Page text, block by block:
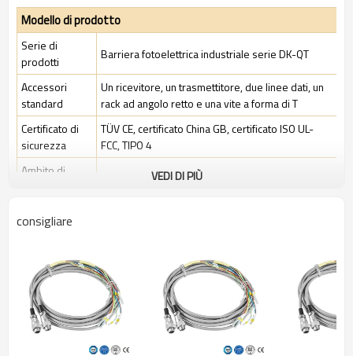
Modello di prodotto
Serie di
prodotti
Barriera fotoelettrica industriale serie DK-QT
Accessori
standard
Un ricevitore, un trasmettitore, due linee dati, un
rack ad angolo retto e una vite a forma di T
Certificato di
sicurezza
TÜV CE, certificato China GB, certificato ISO UL-
FCC, TIPO 4
Ambito di
Ambiente industriale standard
Caratteristiche
risoluzione
Controlla la
precisione
208 mm
Numero di
VEDI DI PIÙ
consigliare